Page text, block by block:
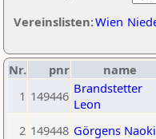
Vereinslisten:Wien
Nr. pnr name
1 149446 Brandstetter
Leon
2 149448 Görgens Naoki